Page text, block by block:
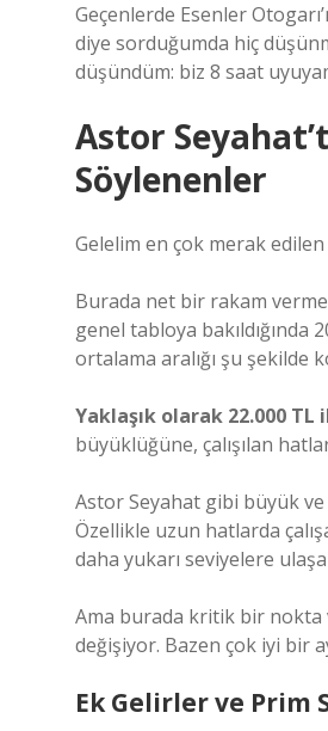
Geçenlerde Esenler
diye sorduğumda hiç
düşündüm: biz 8 saat
Astor
Söylenenler
Gelelim en çok merak edilen
Burada net bir rakam
genel tabloya bakıldığında
ortalama aralığı şu şekilde
Yaklaşık olarak 22.000 TL
büyüklüğüne, çalışılan
Astor Seyahat gibi büyük
Özellikle uzun hatlarda
daha yukarı seviyelere
Ama burada kritik bir nokta
değişiyor. Bazen çok iyi bir
Ek Gelirler ve Prim